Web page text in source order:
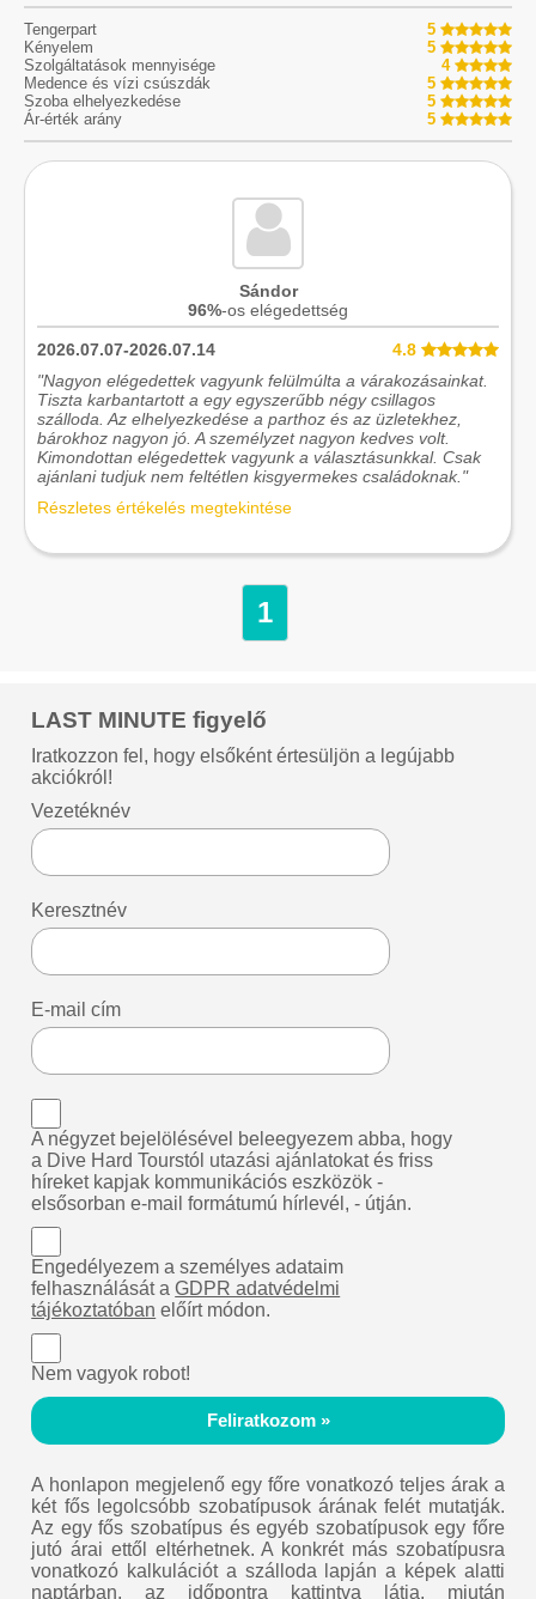
Tengerpart
5
Kényelem
5
Szolgáltatások mennyisége
4
Medence és vízi csúszdák
5
Szoba elhelyezkedése
5
Ár-érték arány
5
Sándor
96%-os elégedettség
2026.07.07-2026.07.14
4.8
"Nagyon elégedettek vagyunk felülmúlta a várakozásainkat.
Tiszta karbantartott a egy egyszerűbb négy csillagos
szálloda. Az elhelyezkedése a parthoz és az üzletekhez,
bárokhoz nagyon jó. A személyzet nagyon kedves volt.
Kimondottan elégedettek vagyunk a választásunkkal. Csak
ajánlani tudjuk nem feltétlen kisgyermekes családoknak."
Részletes értékelés megtekintése
1
LAST MINUTE figyelő
Iratkozzon fel, hogy elsőként értesüljön a legújabb
akciókról!
Vezetéknév
Keresztnév
E-mail cím
A négyzet bejelölésével beleegyezem abba, hogy
a Dive Hard Tourstól utazási ajánlatokat és friss
híreket kapjak kommunikációs eszközök -
elsősorban e-mail formátumú hírlevél, - útján.
Engedélyezem a személyes adataim
felhasználását aGDPR adatvédelmi
tájékoztatóban előírt módon.
Nem vagyok robot!
Feliratkozom »
A honlapon megjelenő egy főre vonatkozó teljes árak a
két fős legolcsóbb szobatípusok árának felét mutatják.
Az egy fős szobatípus és egyéb szobatípusok egy főre
jutó árai ettől eltérhetnek. A konkrét más szobatípusra
vonatkozó kalkulációt a szálloda lapján a képek alatti
naptárban, az időpontra kattintva látja, miután